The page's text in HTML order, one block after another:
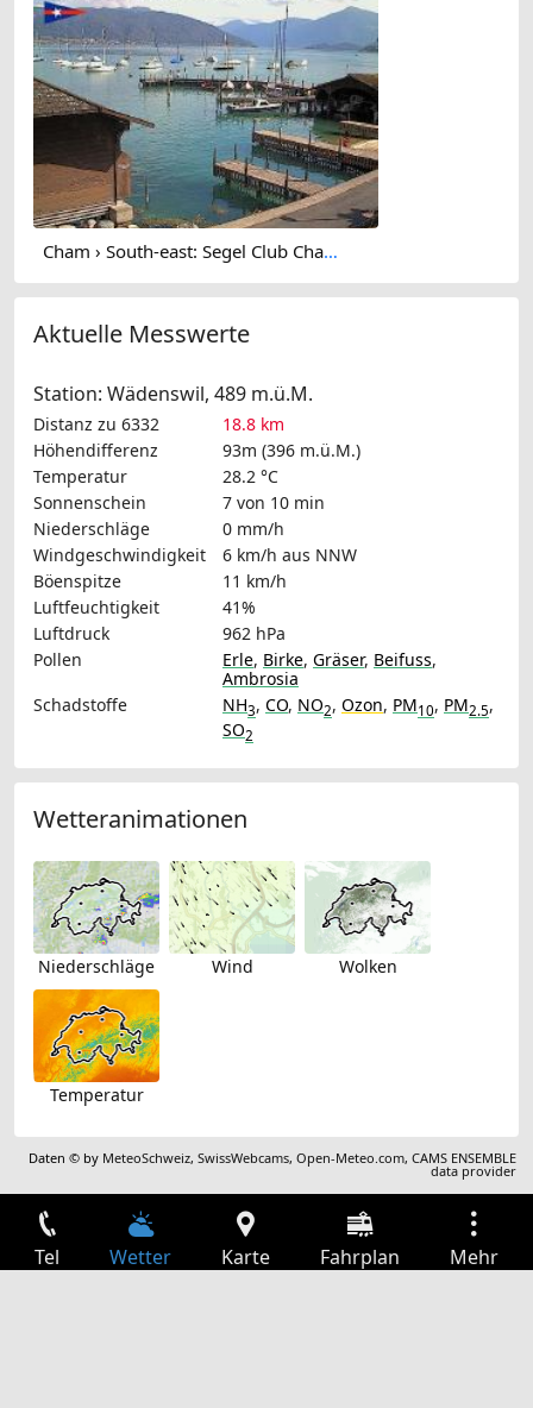
Cham › South-east: Segel Club Cham - Lake Zug
Aktuelle Messwerte
Station: Wädenswil, 489 m.ü.M.
Distanz zu 6332
18.8 km
Höhendifferenz
93m (396 m.ü.M.)
Temperatur
28.2 °C
Sonnenschein
7 von 10 min
Niederschläge
0 mm/h
Windgeschwindigkeit
6 km/h aus NNW
Böenspitze
11 km/h
Luftfeuchtigkeit
41%
Luftdruck
962 hPa
Pollen
Erle, Birke, Gräser, Beifuss,
Ambrosia
Schadstoffe
NH3, CO, NO2, Ozon, PM10, PM2.5,
SO2
Wetteranimationen
Niederschläge Wind Wolken
Temperatur
Daten © by MeteoSchweiz,SwissWebcams,Open-Meteo.com,CAMS ENSEMBLE
data provider
Tel Wetter Karte Fahrplan Mehr